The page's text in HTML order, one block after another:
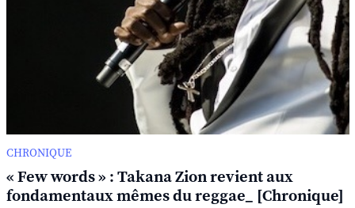
CHRONIQUE
« Few words » : Takana Zion revient aux
fondamentaux mêmes du reggae_ [Chronique]